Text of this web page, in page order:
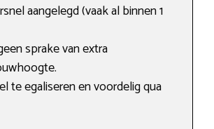
aangelegd (vaak al binnen 1
sprake van extra
te egaliseren en voordelig qua